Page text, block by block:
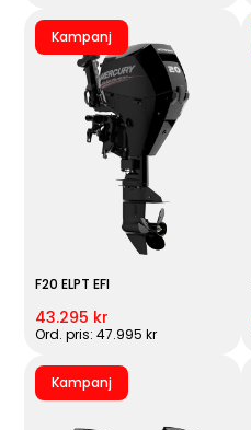
Kampanj
F20 ELPT EFI
43.295 kr
Ord. pris: 47.995 kr
Kampanj